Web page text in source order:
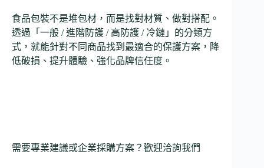
食品包裝不是堆包材，而是找對材質、做對搭配。
透過「一般 / 進階防護 / 高防護 / 冷鏈」的分類方
式，就能針對不同商品找到最適合的保護方案，降
低破損、提升體驗、強化品牌信任度。
需要專業建議或企業採購方案？歡迎洽詢我們